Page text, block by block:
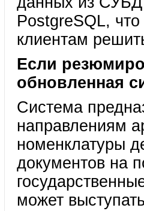
PostgreSQL,
клиентам
Если
обновленная
Система
направлениям
номенклатуры
документов на
может